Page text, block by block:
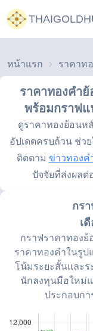
หน้าแรก ราคาท
ราคาทองคำ
พร้อมกราฟ
ดูราคาทองย้อนห
อัปเดตครบถ้วน ช่ว
ติดตาม ข่าวทองค
ปัจจัยที่ส่งผลต่
กร
เ
กราฟราคาทองย้
ราคาทองคำในรูป
โน้มระยะสั้นและร
นักลงทุนมือใหม่
ประกอบก